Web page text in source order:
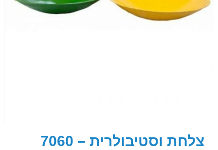
צלחת וסטיבולרית – 7060